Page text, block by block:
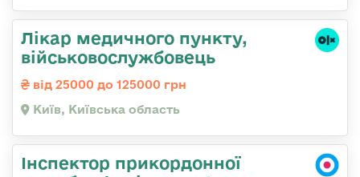
Лікар медичного пункту,
військовослужбовець
від 25000 до 125000 грн
Київ, Київська область
Інспектор прикордонної